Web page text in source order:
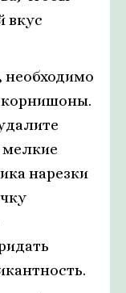
вкус
необходимо
корнишоны.
мелкие
нарезки